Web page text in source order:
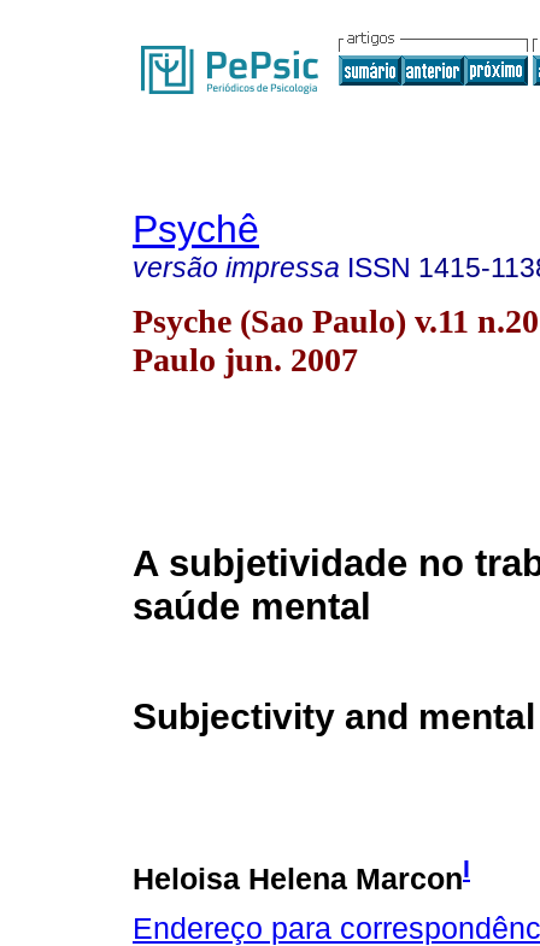
Psychê
versão impressa ISSN 1415-
Psyche (Sao Paulo) v.11
Paulo jun. 2007
A subjetividade no
saúde mental
Subjectivity and
Heloisa Helena MarconI
Endereço para